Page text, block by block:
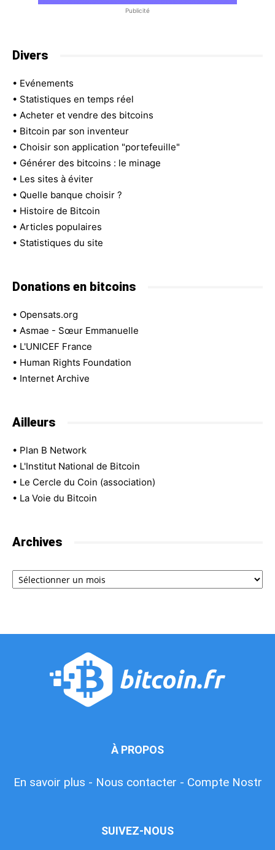
Publicité
Divers
• Evénements
• Statistiques en temps réel
• Acheter et vendre des bitcoins
• Bitcoin par son inventeur
• Choisir son application "portefeuille"
• Générer des bitcoins : le minage
• Les sites à éviter
• Quelle banque choisir ?
• Histoire de Bitcoin
• Articles populaires
• Statistiques du site
Donations en bitcoins
• Opensats.org
• Asmae - Sœur Emmanuelle
• L'UNICEF France
• Human Rights Foundation
• Internet Archive
Ailleurs
• Plan B Network
• L'Institut National de Bitcoin
• Le Cercle du Coin (association)
• La Voie du Bitcoin
Archives
Archives
À PROPOS
En savoir plus - Nous contacter - Compte Nostr
SUIVEZ-NOUS